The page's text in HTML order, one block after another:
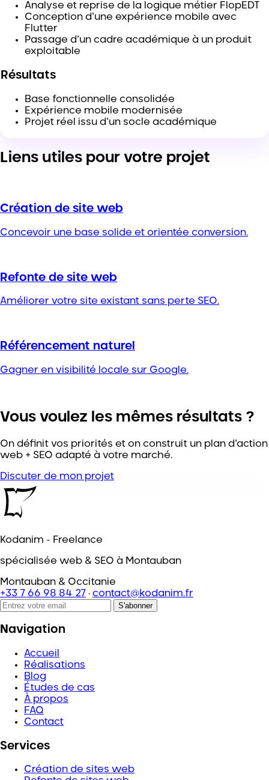
Analyse et reprise de la logique métier FlopEDT
Conception d'une expérience mobile avec
Flutter
Passage d'un cadre académique à un produit
exploitable
Résultats
Base fonctionnelle consolidée
Expérience mobile modernisée
Projet réel issu d'un socle académique
Liens utiles pour votre projet
Création de site web
Concevoir une base solide et orientée conversion.
Refonte de site web
Améliorer votre site existant sans perte SEO.
Référencement naturel
Gagner en visibilité locale sur Google.
Vous voulez les mêmes résultats ?
On définit vos priorités et on construit un plan d'action
web + SEO adapté à votre marché.
Discuter de mon projet
Kodanim - Freelance
spécialisée web & SEO à Montauban
Montauban & Occitanie
+33 7 66 98 84 27 · contact@kodanim.fr
S'abonner
Navigation
Accueil
Réalisations
Blog
Études de cas
À propos
FAQ
Contact
Services
Création de sites web